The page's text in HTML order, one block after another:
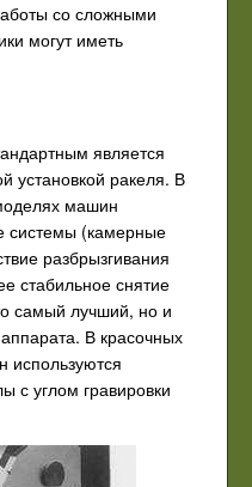
со сложными
могут иметь
является
установкой ракеля. В
машин
системы (камерные
разбрызгивания
стабильное снятие
самый лучший, но и
В красочных
используются
с углом гравировки